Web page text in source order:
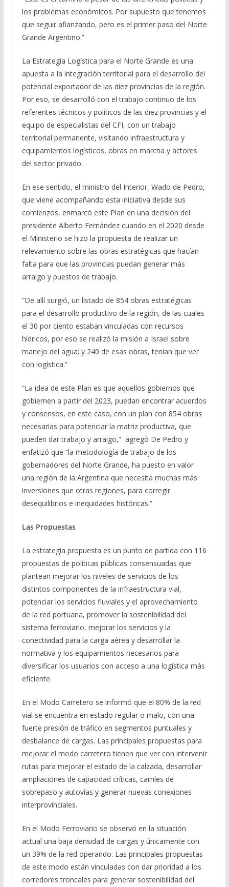
los problemas económicos. Por supuesto que tenemos
que seguir afianzando, pero es el primer paso del Norte
Grande Argentino.”
La Estrategia Logística para el Norte Grande es una
apuesta a la integración territorial para el desarrollo del
potencial exportador de las diez provincias de la región.
Por eso, se desarrolló con el trabajo continuo de los
referentes técnicos y políticos de las diez provincias y el
equipo de especialistas del CFI, con un trabajo
territorial permanente, visitando infraestructura y
equipamientos logísticos, obras en marcha y actores
del sector privado.
En ese sentido, el ministro del Interior, Wado de Pedro,
que viene acompañando esta iniciativa desde sus
comienzos, enmarcó este Plan en una decisión del
presidente Alberto Fernández cuando en el 2020 desde
el Ministerio se hizo la propuesta de realizar un
relevamiento sobre las obras estratégicas que hacían
falta para que las provincias puedan generar más
arraigo y puestos de trabajo.
“De allí surgió, un listado de 854 obras estratégicas
para el desarrollo productivo de la región, de las cuales
el 30 por ciento estaban vinculadas con recursos
hídricos, por eso se realizó la misión a Israel sobre
manejo del agua; y 240 de esas obras, tenían que ver
con logística.”
“La idea de este Plan es que aquellos gobiernos que
gobiernen a partir del 2023, puedan encontrar acuerdos
y consensos, en este caso, con un plan con 854 obras
necesarias para potenciar la matriz productiva, que
pueden dar trabajo y arraigo,” agregó De Pedro y
enfatizó que “la metodología de trabajo de los
gobernadores del Norte Grande, ha puesto en valor
una región de la Argentina que necesita muchas más
inversiones que otras regiones, para corregir
desequilibrios e inequidades históricas.”
Las Propuestas
La estrategia propuesta es un punto de partida con 116
propuestas de políticas públicas consensuadas que
plantean mejorar los niveles de servicios de los
distintos componentes de la infraestructura vial,
potenciar los servicios fluviales y el aprovechamiento
de la red portuaria, promover la sostenibilidad del
sistema ferroviario, mejorar los servicios y la
conectividad para la carga aérea y desarrollar la
normativa y los equipamientos necesarios para
diversificar los usuarios con acceso a una logística más
eficiente.
En el Modo Carretero se informó que el 80% de la red
vial se encuentra en estado regular o malo, con una
fuerte presión de tráfico en segmentos puntuales y
desbalance de cargas. Las principales propuestas para
mejorar el modo carretero tienen que ver con intervenir
rutas para mejorar el estado de la calzada, desarrollar
ampliaciones de capacidad críticas, carriles de
sobrepaso y autovías y generar nuevas conexiones
interprovinciales.
En el Modo Ferroviario se observó en la situación
actual una baja densidad de cargas y únicamente con
un 39% de la red operando. Las principales propuestas
de este modo están vinculadas con dar prioridad a los
corredores troncales para generar sostenibilidad del